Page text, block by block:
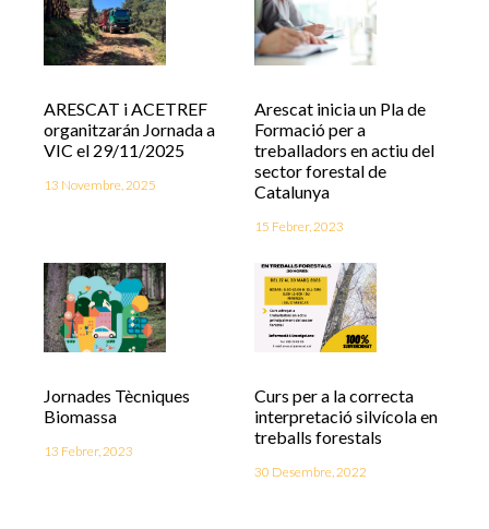
ARESCAT i ACETREF
organitzarán Jornada a
VIC el 29/11/2025
13 Novembre, 2025
Arescat inicia un Pla de
Formació per a
treballadors en actiu del
sector forestal de
Catalunya
15 Febrer, 2023
Jornades Tècniques
Biomassa
13 Febrer, 2023
Curs per a la correcta
interpretació silvícola en
treballs forestals
30 Desembre, 2022